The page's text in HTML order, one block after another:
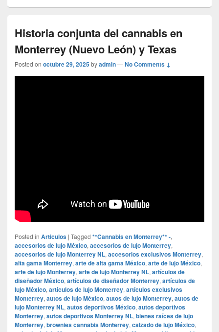
Historia conjunta del cannabis en
Monterrey (Nuevo León) y Texas
Posted on octubre 29, 2025byadmin—No Comments ↓
Posted in Articulos | Tagged **Cannabis en Monterrey** -,
accesorios de lujo México, accesorios de lujo Monterrey,
accesorios de lujo Monterrey NL, accesorios exclusivos Monterrey,
alta gama Monterrey, arte de alta gama México, arte de lujo México,
arte de lujo Monterrey, arte de lujo Monterrey NL, artículos de
diseñador México, artículos de diseñador Monterrey, artículos de
lujo México, artículos de lujo Monterrey, artículos exclusivos
Monterrey, autos de lujo México, autos de lujo Monterrey, autos de
lujo Monterrey NL, autos deportivos México, autos deportivos
Monterrey, autos deportivos Monterrey NL, bienes raíces de lujo
Monterrey, brownies cannabis Monterrey, calzado de lujo México,